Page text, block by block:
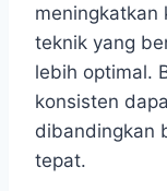
meningkatkan
teknik yang
lebih optimal.
konsisten
dibandingkan
tepat.